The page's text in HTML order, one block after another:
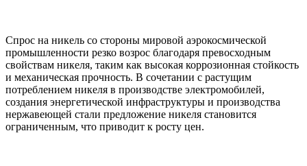
Спрос на никель со стороны мировой аэрокосмической
промышленности резко возрос благодаря превосходным
свойствам никеля, таким как высокая коррозионная стойкость
и механическая прочность. В сочетании с растущим
потреблением никеля в производстве электромобилей,
создания энергетической инфраструктуры и производства
нержавеющей стали предложение никеля становится
ограниченным, что приводит к росту цен.